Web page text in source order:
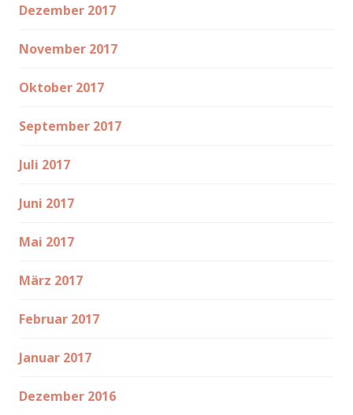
Dezember 2017
November 2017
Oktober 2017
September 2017
Juli 2017
Juni 2017
Mai 2017
März 2017
Februar 2017
Januar 2017
Dezember 2016